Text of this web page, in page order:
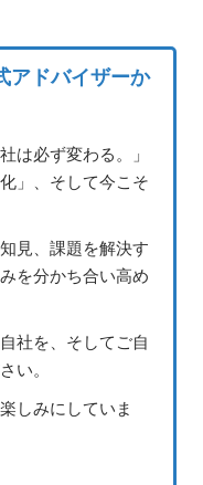
アドバイザーか
は必ず変わる。」
」、そして今こそ
見、課題を解決す
を分かち合い高め
社を、そしてご自
い。
しみにしていま